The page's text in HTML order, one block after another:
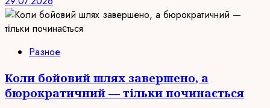
Разное
Коли бойовий шлях завершено, а
бюрократичний — тільки починається